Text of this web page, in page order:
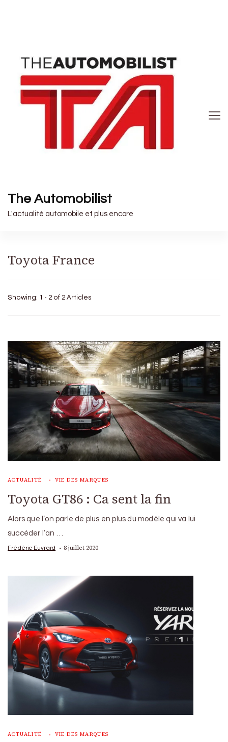
The Automobilist
L'actualité automobile et plus encore
Toyota France
Showing: 1 - 2 of 2 Articles
ACTUALITÉ VIE DES MARQUES
Toyota GT86 : Ca sent la fin
Alors que l’on parle de plus en plus du modèle qui va lui
succéder l’an …
Frédéric Euvrard 8 juillet 2020
ACTUALITÉ VIE DES MARQUES